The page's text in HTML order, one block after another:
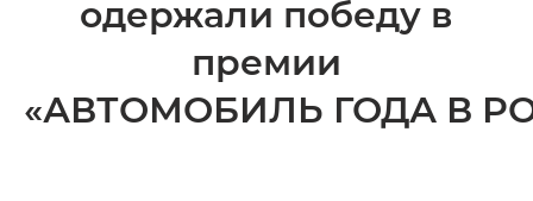
одержали победу в
премии
«АВТОМОБИЛЬ ГОДА В